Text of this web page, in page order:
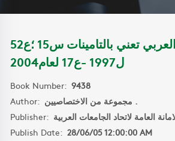
مجلة التامين العربي تعني بالتامينات س15 ؛ع52
ل1997 -ع17 لعام2004
Book Number: 9438
Author:
مجموعة من الاختصاصيين .
Publisher:
Publish Date: 28/06/05 12:00:00 AM